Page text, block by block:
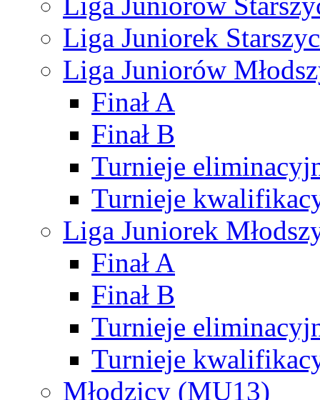
Liga Juniorek
Liga Juniorów
Finał A
Finał B
Turnieje
Turnieje
Liga Juniorek
Finał A
Finał B
Turnieje
Turnieje
Młodzicy (MU13)